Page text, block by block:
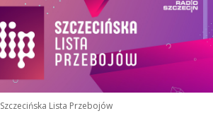
Szczecińska Lista Przebojów